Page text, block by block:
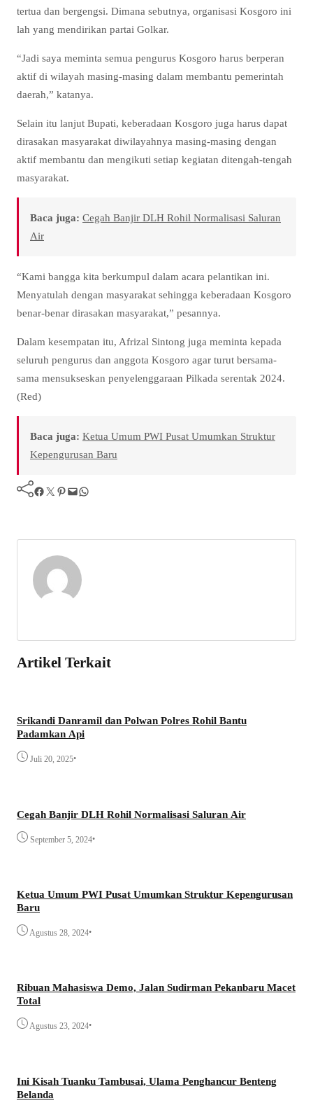
tertua dan bergengsi. Dimana sebutnya, organisasi Kosgoro ini
lah yang mendirikan partai Golkar.
“Jadi saya meminta semua pengurus Kosgoro harus berperan
aktif di wilayah masing-masing dalam membantu pemerintah
daerah,” katanya.
Selain itu lanjut Bupati, keberadaan Kosgoro juga harus dapat
dirasakan masyarakat diwilayahnya masing-masing dengan
aktif membantu dan mengikuti setiap kegiatan ditengah-tengah
masyarakat.
Baca juga: Cegah Banjir DLH Rohil Normalisasi Saluran
Air
“Kami bangga kita berkumpul dalam acara pelantikan ini.
Menyatulah dengan masyarakat sehingga keberadaan Kosgoro
benar-benar dirasakan masyarakat,” pesannya.
Dalam kesempatan itu, Afrizal Sintong juga meminta kepada
seluruh pengurus dan anggota Kosgoro agar turut bersama-
sama mensukseskan penyelenggaraan Pilkada serentak 2024.
(Red)
Baca juga: Ketua Umum PWI Pusat Umumkan Struktur
Kepengurusan Baru
Facebook Twitter Pinterest Mail WhatsApp
Artikel Terkait
Srikandi Danramil dan Polwan Polres Rohil Bantu
Padamkan Api
Juli 20, 2025•
Cegah Banjir DLH Rohil Normalisasi Saluran Air
September 5, 2024•
Ketua Umum PWI Pusat Umumkan Struktur Kepengurusan
Baru
Agustus 28, 2024•
Ribuan Mahasiswa Demo, Jalan Sudirman Pekanbaru Macet
Total
Agustus 23, 2024•
Ini Kisah Tuanku Tambusai, Ulama Penghancur Benteng
Belanda